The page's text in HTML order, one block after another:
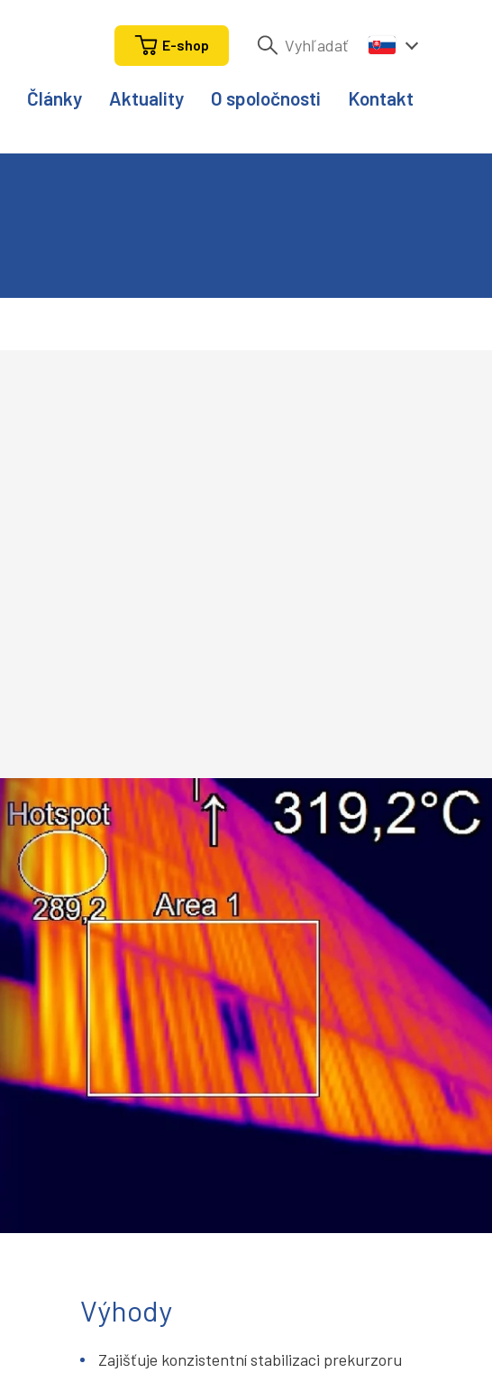
E-shop
Články Aktuality O spoločnosti Kontakt
Výhody
Zajišťuje konzistentní stabilizaci prekurzoru